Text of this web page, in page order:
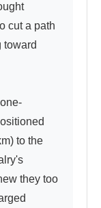
cut a path
toward
to the
they too